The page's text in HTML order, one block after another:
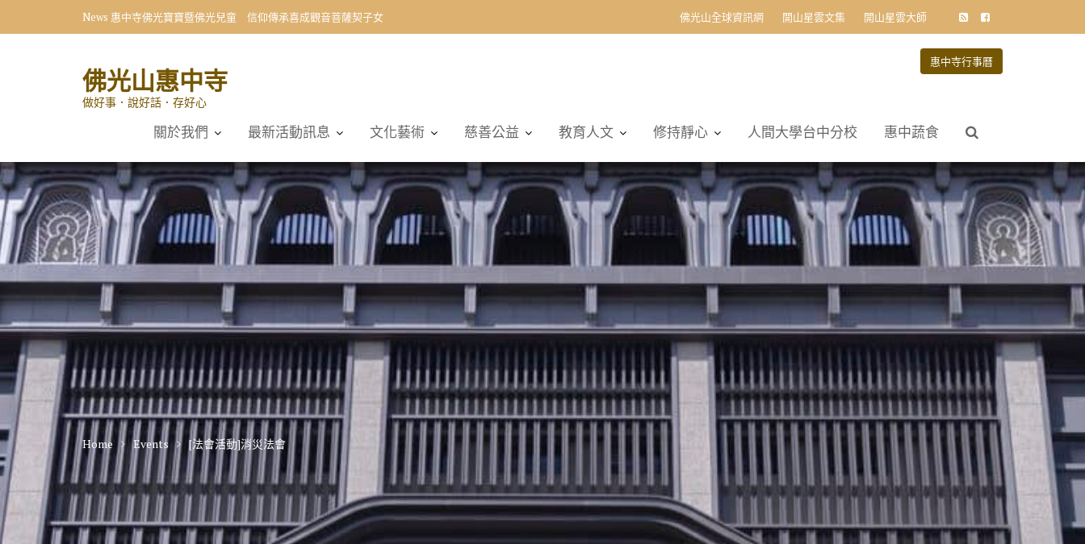
News 惠中寺佛光寶寶暨佛光兒童 信仰傳承喜成觀音菩薩契子女 佛光山全球資訊網 開山星雲文集 開山星雲大師
佛光山惠中寺
做好事．說好話．存好心
惠中寺行事曆
關於我們 最新活動訊息 文化藝術 慈善公益 教育人文 修持靜心 人間大學台中分校 惠中蔬食
Home Events [法會活動]消災法會